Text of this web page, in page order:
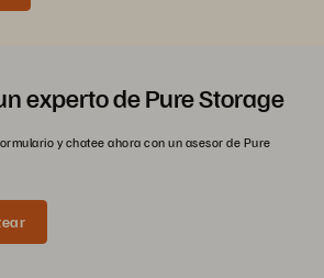
experto de Pure Storage
y chatee ahora con un asesor de Pure